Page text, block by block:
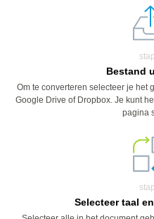
Bestand
Om te converteren selecteer je het
Google Drive of Dropbox. Je kunt
pagina
Selecteer taal